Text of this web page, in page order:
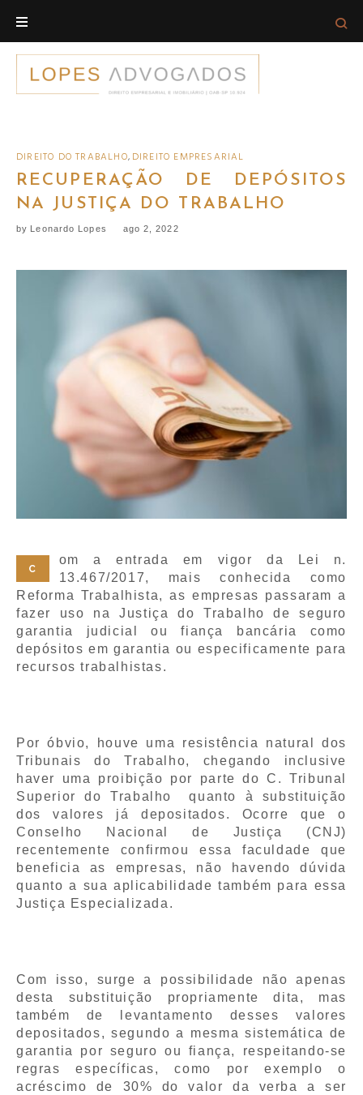
content
DIREITO DO TRABALHO, DIREITO EMPRESARIAL
RECUPERAÇÃO DE DEPÓSITOS
NA JUSTIÇA DO TRABALHO
by Leonardo Lopes ago 2, 2022
C
om a entrada em vigor da Lei n.
13.467/2017, mais conhecida como
Reforma Trabalhista, as empresas passaram a
fazer uso na Justiça do Trabalho de seguro
garantia judicial ou fiança bancária como
depósitos em garantia ou especificamente para
recursos trabalhistas.
Por óbvio, houve uma resistência natural dos
Tribunais do Trabalho, chegando inclusive
haver uma proibição por parte do C. Tribunal
Superior do Trabalho quanto à substituição
dos valores já depositados. Ocorre que o
Conselho Nacional de Justiça (CNJ)
recentemente confirmou essa faculdade que
beneficia as empresas, não havendo dúvida
quanto a sua aplicabilidade também para essa
Justiça Especializada.
Com isso, surge a possibilidade não apenas
desta substituição propriamente dita, mas
também de levantamento desses valores
depositados, segundo a mesma sistemática de
garantia por seguro ou fiança, respeitando-se
regras específicas, como por exemplo o
acréscimo de 30% do valor da verba a ser